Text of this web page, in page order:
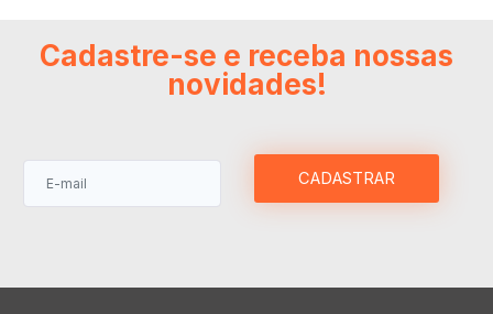
Cadastre-se e receba nossas
novidades!
CADASTRAR